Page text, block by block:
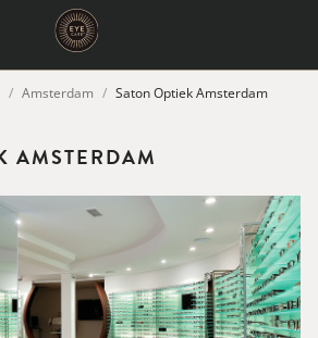
Amsterdam Saton Optiek Amsterdam
AMSTERDAM